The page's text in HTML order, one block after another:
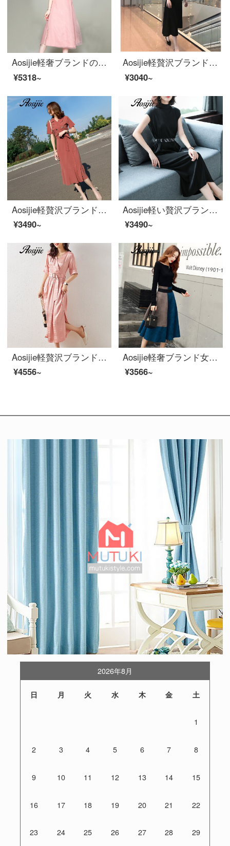
Aosijie軽奢ブランドの女装新式の改良チャイナドレスのシルクのワンピース女性2020春夏新作中国風の刺繍漢服のドレスの女性ピンクXL
¥5318~
Aosijie軽贅沢ブランドの婦人服ショルダーVネックワンピース女性夏服2020新型修身ウエストが細く見えるヘップバーン風の小さい黒スカートスカート黒M【おすすめ105-12斤ぐらい】
¥3040~
Aosijie軽贅沢ブランドの女装スーツ襟半袖ワンピース女性2020夏新作ウエストが細く見えるダブルブレスト気質の中に、ロングスタイルのファッション的な魚の尾スカートあんずピンクの半袖Mは101-110斤をお勧めします。
¥3490~
Aosijie軽い贅沢ブランドの婦人服の小さい襟の半袖のシルクのワンピースの女性2020夏の新型の気質は腰を収めて明らかにやせているファッションの中で長いスカートのドレスのスカートの黒色Lを現します。
¥3490~
Aosijie軽贅沢ブランドの婦人服のチェックのシルクのワンピース女性2020春夏新型フランス式復古銅アンモニアの膝越しのスカートの雰囲気Vネックが細いロングスカートのピンクを見せます。
¥4556~
Aosijie軽奢ブランド女装スタイルワンピース女性2点セット2020秋新型洋風ファッション通気性スカート修身セットブルーS
¥3566~
2026年8月
日 月 火 水 木 金 土
1
2 3 4 5 6 7 8
9 10 11 12 13 14 15
16 17 18 19 20 21 22
23 24 25 26 27 28 29